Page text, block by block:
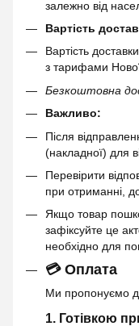
залежно від
Вартість
Вартість
з тарифами
Безкоштовна
Важливо:
Після
(накладної) для
Перевірити
при отриманні,
Якщо товар
зафіксуйте це
необхідно для
💳 Оплата
Ми пропонуємо
1. Готівкою